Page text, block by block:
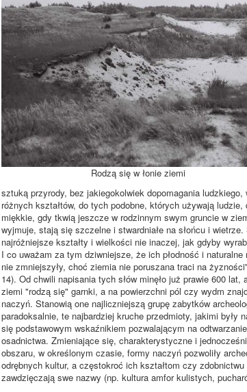
Rodzą się w łonie ziemi
sztuką przyrody, bez jakiegokolwiek dopomagania
różnych kształtów, do tych podobne, których używają ludzie,
miękkie, gdy tkwią jeszcze w rodzinnym swym gruncie w
wyjmuje, stają się szczelne i stwardniałe na słońcu i
najróżniejsze kształty i wielkości nie inaczej, jak gdyby
I co uważam za tym dziwniejsze, że ich płodność i
nie zmniejszyły, choć ziemia nie poruszana traci na
14). Od chwili napisania tych słów minęło już prawie 600
ziemi "rodzą się" garnki, a na powierzchni pól czy wydm
naczyń. Stanowią one najliczniejszą grupę zabytków
paradoksalnie, te najbardziej kruche przedmioty, jakimi były
się podstawowym wskaźnikiem pozwalającym na
osadnictwa. Zmieniające się, charakterystyczne i
obszaru, w określonym czasie, formy naczyń pozwoliły
odrębnych kultur, a częstokroć ich kształtom czy
zawdzięczają swe nazwy (np. kultura amfor kulistych,